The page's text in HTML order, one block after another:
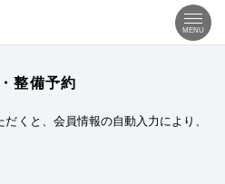
MENU
整備予約
くと、会員情報の自動入力により、